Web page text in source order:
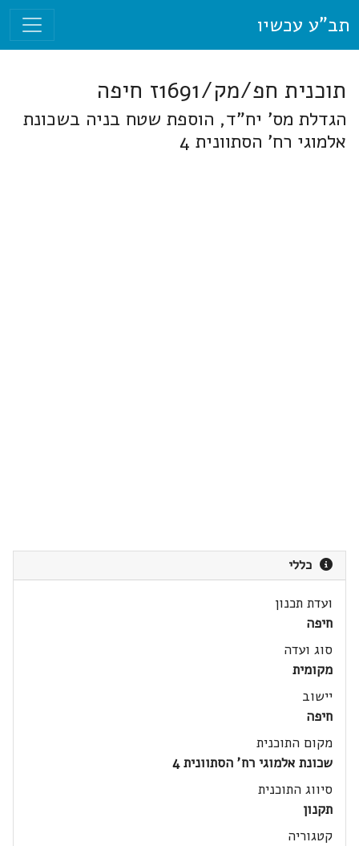
תב"ע עכשיו
תוכנית חפ/מק/1691ז חיפה
הגדלת מס' יח"ד, הוספת שטח בניה בשכונת
אלמוגי רח' הסתוונית 4
כללי
ועדת תכנון
חיפה
סוג ועדה
מקומית
יישוב
חיפה
מקום התוכנית
שכונת אלמוגי רח' הסתוונית 4
סיווג התוכנית
תקנון
קטגוריה